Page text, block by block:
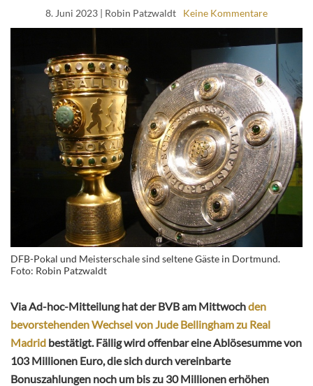
8. Juni 2023 | Robin Patzwaldt Keine Kommentare
DFB-Pokal und Meisterschale sind seltene Gäste in Dortmund.
Foto: Robin Patzwaldt
Via Ad-hoc-Mitteilung hat der BVB am Mittwochden
bevorstehenden Wechsel von Jude Bellingham zu Real
Madrid bestätigt. Fällig wird offenbar eine Ablösesumme von
103 Millionen Euro, die sich durch vereinbarte
Bonuszahlungen noch um bis zu 30 Millionen erhöhen